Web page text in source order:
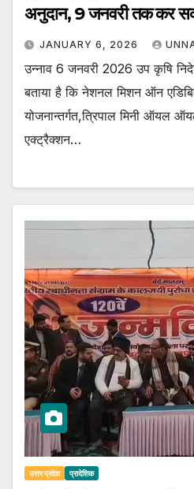
अनुदान, 9 जनवरी तक कर
JANUARY 6, 2026
उन्नाव 6 जनवरी 2026 उप कृषि
बताया है कि नेशनल मिशन ऑन
योजनान्तर्गत,त्रिपाल मिनी ऑयल
एक्ट्रैक्शन…
उत्तर प्रदेश प्रादेशिक